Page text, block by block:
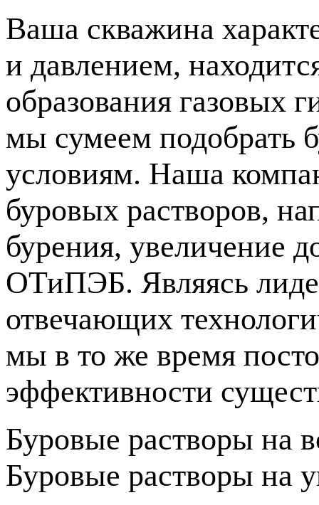
Ваша скважина
и давлением,
образования газовых
мы сумеем подобрать
условиям. Наша
буровых растворов,
бурения, увеличение
ОТиПЭБ. Являясь
отвечающих
мы в то же время
эффективности
Буровые растворы на
Буровые растворы на